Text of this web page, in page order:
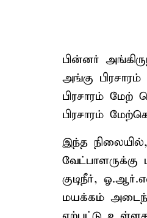
பின்னர்
அங்கு
பிரசாரம்
பிரசாரம்
இந்த
வேட்பாளருக்கு
குடிநீர்,
மயக்கம்